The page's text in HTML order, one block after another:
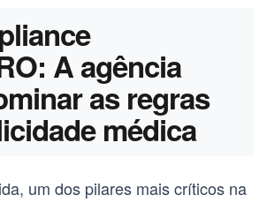
A agência
as regras
médica
um dos pilares mais críticos na